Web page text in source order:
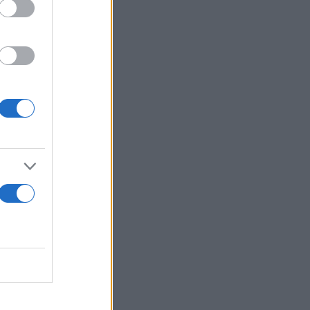
το
Ως
του
τα